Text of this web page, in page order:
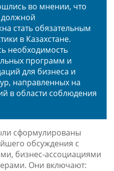
во мнении, что
стать обязательным
в Казахстане.
необходимость
программ и
для бизнеса и
направленных на
в области соблюдения
сформулированы
обсуждения с
бизнес-ассоциациями
Они включают: